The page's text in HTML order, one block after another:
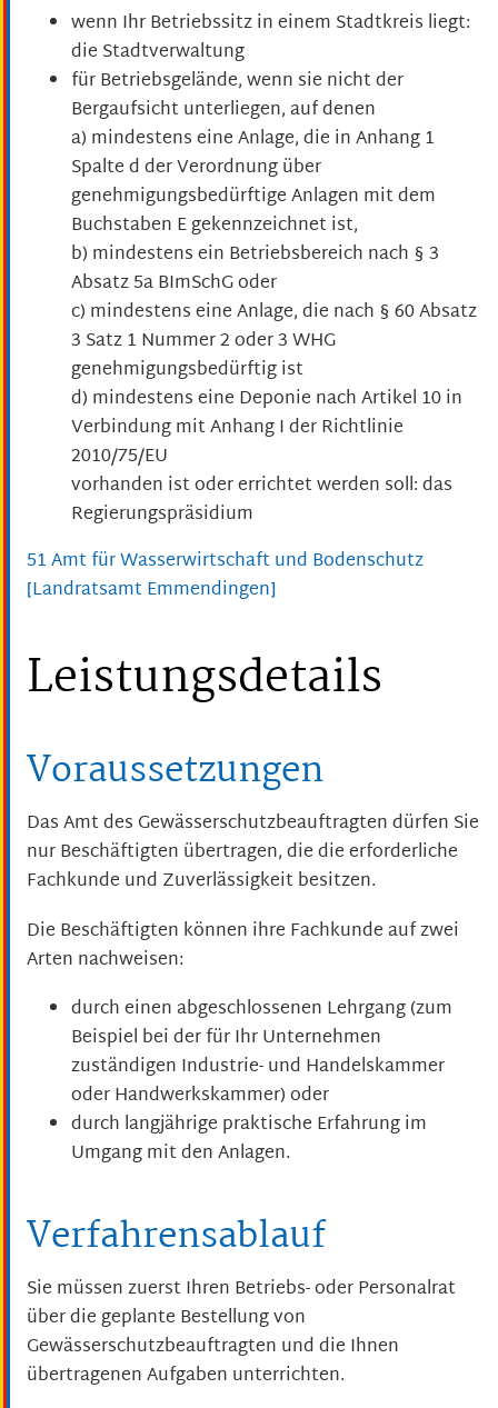
wenn Ihr Betriebssitz in einem Stadtkreis liegt:
die Stadtverwaltung
für Betriebsgelände, wenn sie nicht der
Bergaufsicht unterliegen, auf denen
a) mindestens eine Anlage, die in Anhang 1
Spalte d der Verordnung über
genehmigungsbedürftige Anlagen mit dem
Buchstaben E gekennzeichnet ist,
b) mindestens ein Betriebsbereich nach § 3
Absatz 5a BImSchG oder
c) mindestens eine Anlage, die nach § 60 Absatz
3 Satz 1 Nummer 2 oder 3 WHG
genehmigungsbedürftig ist
d) mindestens eine Deponie nach Artikel 10 in
Verbindung mit Anhang I der Richtlinie
2010/75/EU
vorhanden ist oder errichtet werden soll: das
Regierungspräsidium
51 Amt für Wasserwirtschaft und Bodenschutz
[Landratsamt Emmendingen]
Leistungsdetails
Voraussetzungen
Das Amt des Gewässerschutzbeauftragten dürfen Sie
nur Beschäftigten übertragen, die die erforderliche
Fachkunde und Zuverlässigkeit besitzen.
Die Beschäftigten können ihre Fachkunde auf zwei
Arten nachweisen:
durch einen abgeschlossenen Lehrgang(zum
Beispiel bei der für Ihr Unternehmen
zuständigen Industrie- und Handelskammer
oder Handwerkskammer)oder
durch langjährige praktische Erfahrung im
Umgang mit den Anlagen.
Verfahrensablauf
Sie müssen zuerst Ihren Betriebs- oder Personalrat
über die geplante Bestellung von
Gewässerschutzbeauftragten und die Ihnen
übertragenen Aufgaben unterrichten.